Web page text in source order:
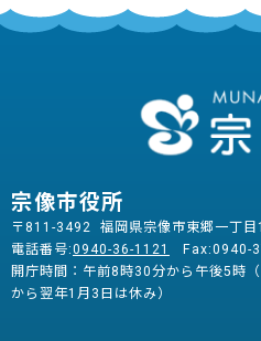
宗像市役所
〒811-3492 福岡県宗像市東郷一丁
電話番号:0940-36-1121
Fax:0940-
開庁時間：午前8時30分から午後5時
から翌年1月3日は休み）